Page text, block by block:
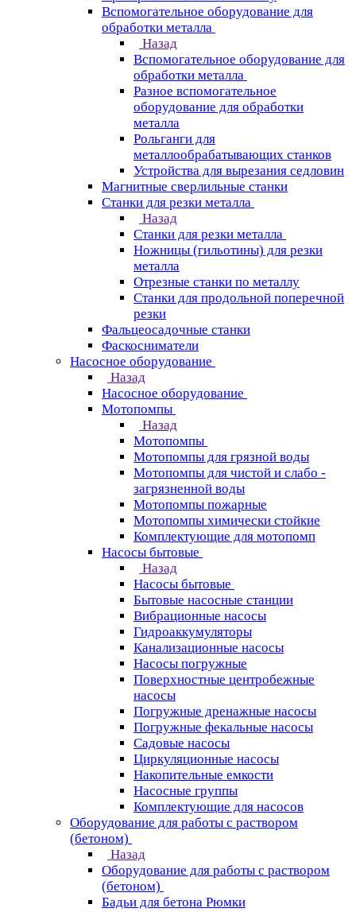
Вспомогательное оборудование для
обработки металла
Назад
Вспомогательное оборудование для
обработки металла
Разное вспомогательное
оборудование для обработки
металла
Рольганги для
металлообрабатывающих станков
Устройства для вырезания седловин
Магнитные сверлильные станки
Станки для резки металла
Назад
Станки для резки металла
Ножницы (гильотины) для резки
металла
Отрезные станки по металлу
Станки для продольной поперечной
резки
Фальцеосадочные станки
Фаскосниматели
Насосное оборудование
Назад
Насосное оборудование
Мотопомпы
Назад
Мотопомпы
Мотопомпы для грязной воды
Мотопомпы для чистой и слабо -
загрязненной воды
Мотопомпы пожарные
Мотопомпы химически стойкие
Комплектующие для мотопомп
Насосы бытовые
Назад
Насосы бытовые
Бытовые насосные станции
Вибрационные насосы
Гидроаккумуляторы
Канализационные насосы
Насосы погружные
Поверхностные центробежные
насосы
Погружные дренажные насосы
Погружные фекальные насосы
Садовые насосы
Циркуляционные насосы
Накопительные емкости
Насосные группы
Комплектующие для насосов
Оборудование для работы с раствором
(бетоном)
Назад
Оборудование для работы с раствором
(бетоном)
Бадьи для бетона Рюмки